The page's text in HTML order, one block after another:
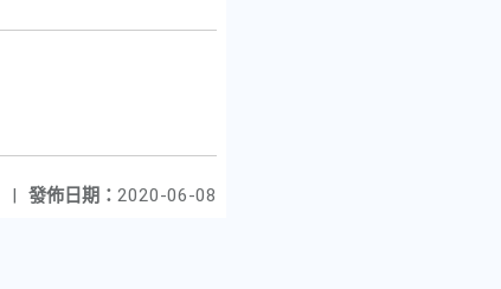
發佈日期： 2020-06-08
|